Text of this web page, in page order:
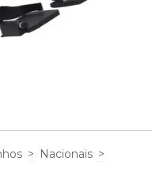
> Nacionais >